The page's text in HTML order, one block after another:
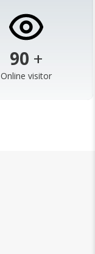
103 +
Online visitor